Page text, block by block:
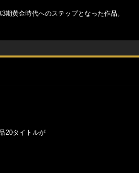
黄金時代へのステップとなった作品。
20タイトルが